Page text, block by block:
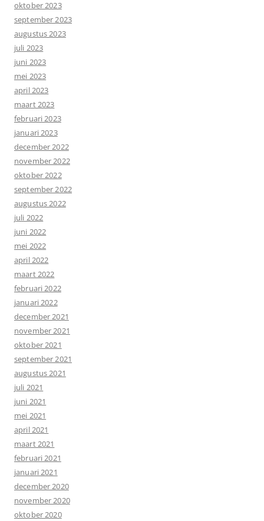
oktober 2023
september 2023
augustus 2023
juli 2023
juni 2023
mei 2023
april 2023
maart 2023
februari 2023
januari 2023
december 2022
november 2022
oktober 2022
september 2022
augustus 2022
juli 2022
juni 2022
mei 2022
april 2022
maart 2022
februari 2022
januari 2022
december 2021
november 2021
oktober 2021
september 2021
augustus 2021
juli 2021
juni 2021
mei 2021
april 2021
maart 2021
februari 2021
januari 2021
december 2020
november 2020
oktober 2020